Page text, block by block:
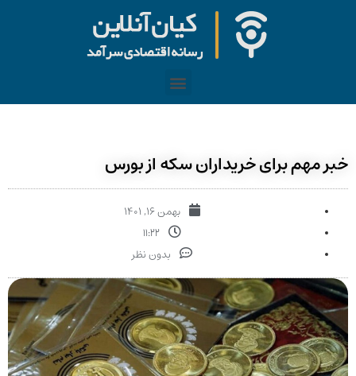
خبر مهم برای خریداران سکه از بورس
بهمن ۱۶, ۱۴۰۱
۱۱:۲۲
بدون نظر